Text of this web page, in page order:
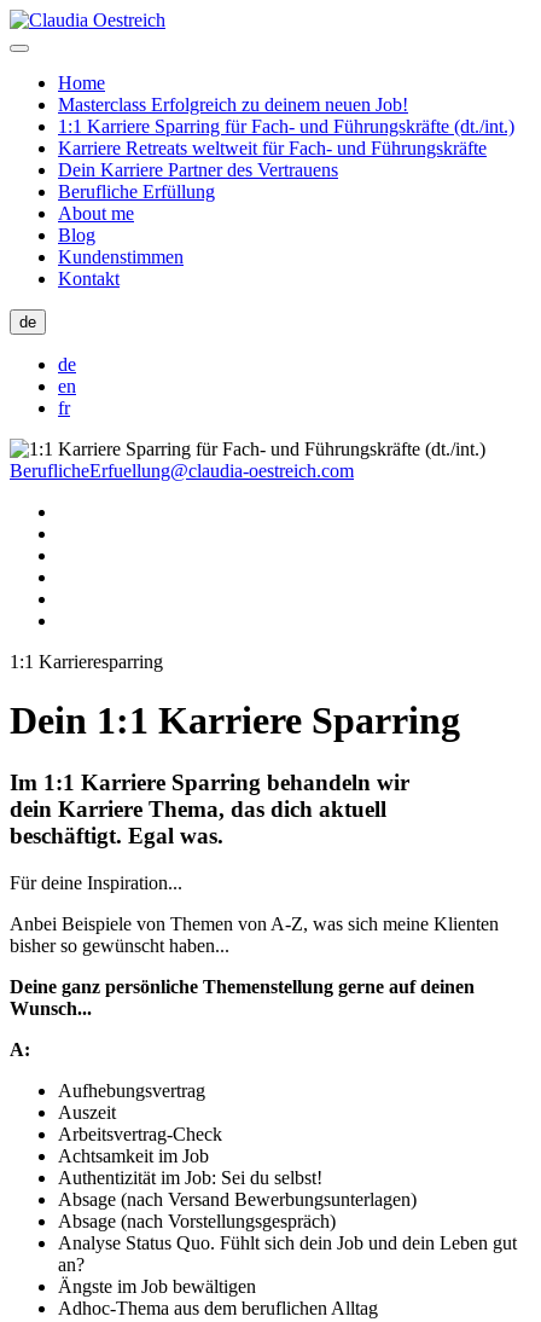
Home
Masterclass Erfolgreich zu deinem neuen Job!
1:1 Karriere Sparring für Fach- und Führungskräfte (dt./int.)
Karriere Retreats weltweit für Fach- und Führungskräfte
Dein Karriere Partner des Vertrauens
Berufliche Erfüllung
About me
Blog
Kundenstimmen
Kontakt
de
de
en
fr
BeruflicheErfuellung@claudia-oestreich.com
1:1 Karrieresparring
Dein 1:1 Karriere Sparring
Im 1:1 Karriere Sparring behandeln wir
dein Karriere Thema, das dich aktuell
beschäftigt. Egal was.
Für deine Inspiration...
Anbei Beispiele von Themen von A-Z, was sich meine Klienten
bisher so gewünscht haben...
Deine ganz persönliche Themenstellung gerne auf deinen
Wunsch...
A:
Aufhebungsvertrag
Auszeit
Arbeitsvertrag-Check
Achtsamkeit im Job
Authentizität im Job: Sei du selbst!
Absage (nach Versand Bewerbungsunterlagen)
Absage (nach Vorstellungsgespräch)
Analyse Status Quo. Fühlt sich dein Job und dein Leben gut
an?
Ängste im Job bewältigen
Adhoc-Thema aus dem beruflichen Alltag